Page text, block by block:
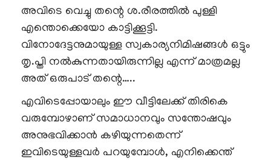
അവിടെ വെച്ചു തന്റെ ശ.രീരത്തിൽ പുള്ളി
എന്തൊക്കെയോ കാട്ടിക്കൂട്ടി.
വിനോദേട്ടനുമായുള്ള സ്വകാര്യനിമിഷങ്ങൾ ഒട്ടും
തൃ.പ്തി നൽകുന്നതായിരുന്നില്ല എന്ന് മാത്രമല്ല
അത് ഒരുപാട് തന്റെ…..
എവിടെപ്പോയാലും ഈ വീട്ടിലേക്ക് തിരികെ
വരുമ്പോഴാണ് സമാധാനവും സന്തോഷവും
അനുഭവിക്കാൻ കഴിയുന്നതെന്ന്
ഇവിടെയുള്ളവർ പറയുമ്പോൾ, എനിക്കെന്ത്